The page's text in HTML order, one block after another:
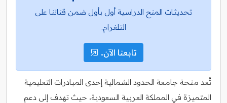
تحديثات المنح الدراسية أول بأول ضمن قناتنا على
التلغرام.
تابعنا الآن..
تُعد منحة جامعة الحدود الشمالية إحدى المبادرات التعليمية
المتميزة في المملكة العربية السعودية، حيث تهدف إلى دعم